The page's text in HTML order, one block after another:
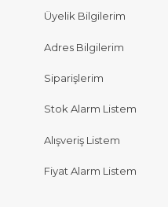
Üyelik Bilgilerim
Adres Bilgilerim
Siparişlerim
Stok Alarm Listem
Alışveriş Listem
Fiyat Alarm Listem